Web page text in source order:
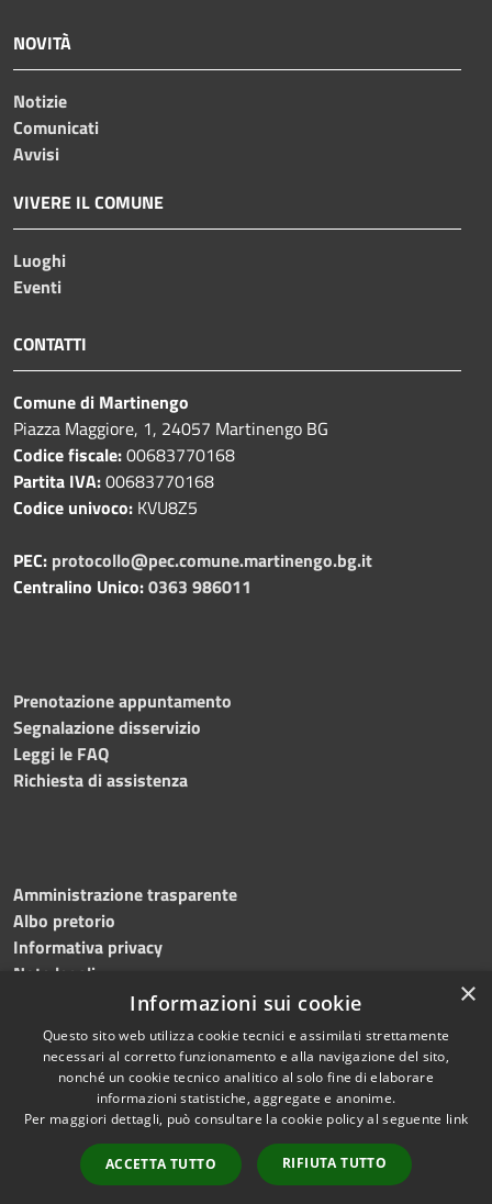
NOVITÀ
Notizie
Comunicati
Avvisi
VIVERE IL COMUNE
Luoghi
Eventi
CONTATTI
Comune di Martinengo
Piazza Maggiore, 1, 24057 Martinengo BG
Codice fiscale:00683770168
Partita IVA:00683770168
Codice univoco: KVU8Z5
PEC: protocollo@pec.comune.martinengo.bg.it
Centralino Unico:0363 986011
Prenotazione appuntamento
Segnalazione disservizio
Leggi le FAQ
Richiesta di assistenza
Amministrazione trasparente
Albo pretorio
Informativa privacy
Note legali
Dichiarazione di accessibilità
Accessibilità
Copyright © 2026 • Comune di
Martinengo • Powered by
Municipium•
Accesso
redazione
×
Informazioni sui cookie
Questo sito web utilizza cookie tecnici e assimilati strettamente
necessari al corretto funzionamento e alla navigazione del sito,
nonché un cookie tecnico analitico al solo fine di elaborare
informazioni statistiche, aggregate e anonime.
Per maggiori dettagli, può consultare la cookie policy al seguente link
ACCETTA TUTTO RIFIUTA TUTTO